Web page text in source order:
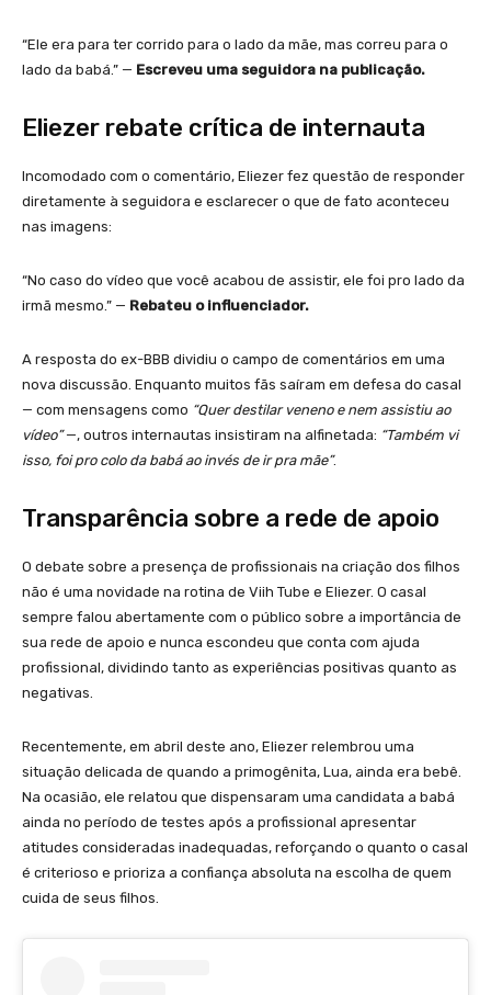
“Ele era para ter corrido para o lado da mãe, mas correu para o
lado da babá.” — Escreveu uma seguidora na publicação.
Eliezer rebate crítica de internauta
Incomodado com o comentário, Eliezer fez questão de responder
diretamente à seguidora e esclarecer o que de fato aconteceu
nas imagens:
“No caso do vídeo que você acabou de assistir, ele foi pro lado da
irmã mesmo.” — Rebateu o influenciador.
A resposta do ex-BBB dividiu o campo de comentários em uma
nova discussão. Enquanto muitos fãs saíram em defesa do casal
— com mensagens como “Quer destilar veneno e nem assistiu ao
vídeo”—, outros internautas insistiram na alfinetada: “Também vi
isso, foi pro colo da babá ao invés de ir pra mãe”.
Transparência sobre a rede de apoio
O debate sobre a presença de profissionais na criação dos filhos
não é uma novidade na rotina de Viih Tube e Eliezer. O casal
sempre falou abertamente com o público sobre a importância de
sua rede de apoio e nunca escondeu que conta com ajuda
profissional, dividindo tanto as experiências positivas quanto as
negativas.
Recentemente, em abril deste ano, Eliezer relembrou uma
situação delicada de quando a primogênita, Lua, ainda era bebê.
Na ocasião, ele relatou que dispensaram uma candidata a babá
ainda no período de testes após a profissional apresentar
atitudes consideradas inadequadas, reforçando o quanto o casal
é criterioso e prioriza a confiança absoluta na escolha de quem
cuida de seus filhos.